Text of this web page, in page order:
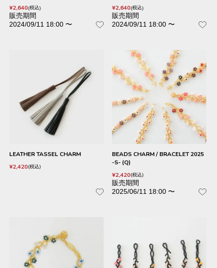
¥2,640 税込
販売期間
2024/09/11 18:00 〜
¥2,640 税込
販売期間
2024/09/11 18:00 〜
LEATHER TASSEL CHARM
¥2,420 税込
BEADS CHARM / BRACELET 2025
-S- (Q)
¥2,420 税込
販売期間
2025/06/11 18:00 〜